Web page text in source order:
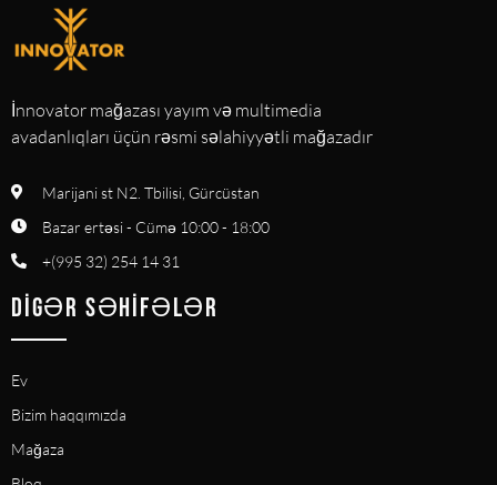
İnnovator mağazası yayım və multimedia
avadanlıqları üçün rəsmi səlahiyyətli mağazadır
Marijani st N2. Tbilisi, Gürcüstan
Bazar ertəsi - Cümə 10:00 - 18:00
+(995 32) 254 14 31
DIGƏR SƏHIFƏLƏR
Ev
Bizim haqqımızda
Mağaza